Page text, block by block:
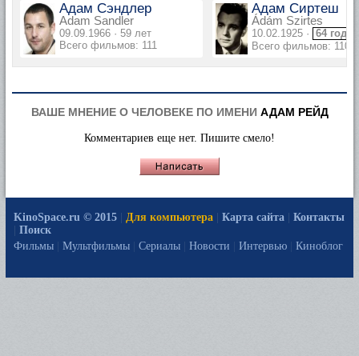
Адам Сэндлер
Adam Sandler
09.09.1966 · 59 лет
Всего фильмов: 111
Адам Сиртеш
Ádám Szirtes
10.02.1925 · 64 года
Всего фильмов: 110
ВАШЕ МНЕНИЕ О ЧЕЛОВЕКЕ ПО ИМЕНИ АДАМ РЕЙД
Комментариев еще нет. Пишите смело!
KinoSpace.ru © 2015 Для компьютера Карта сайта
Контакты
Поиск
Фильмы
Мультфильмы Сериалы Новости Интервью Киноблог